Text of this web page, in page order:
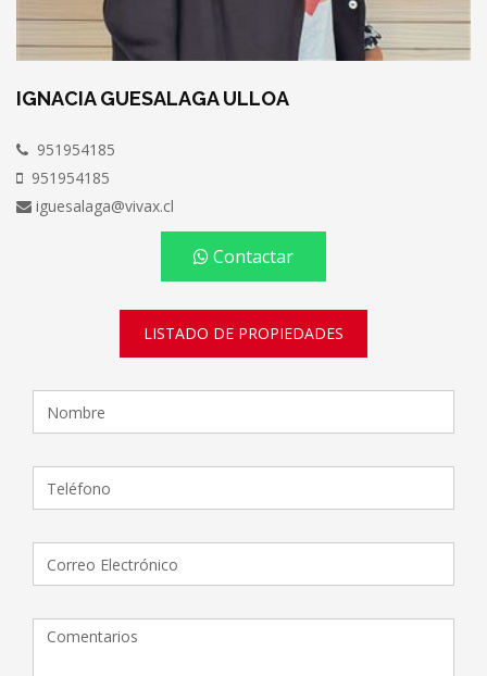
IGNACIA GUESALAGA ULLOA
951954185
951954185
iguesalaga@vivax.cl
Contactar
LISTADO DE PROPIEDADES